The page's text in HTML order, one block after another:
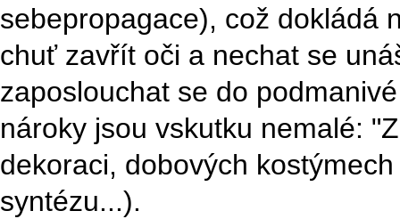
sebepropagace), což dokládá
chuť zavřít oči a nechat se
zaposlouchat se do
nároky jsou vskutku nemalé:
dekoraci, dobových
syntézu...).